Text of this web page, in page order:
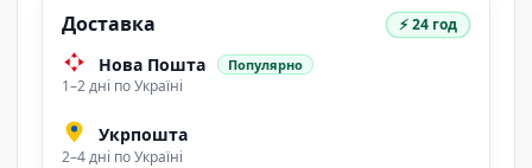
Доставка ⚡ 24 год
Нова Пошта Популярно
1–2 дні по Україні
Укрпошта
2–4 дні по Україні